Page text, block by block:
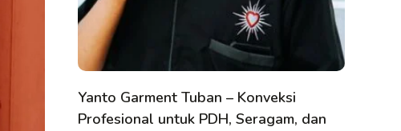
Yanto Garment Tuban – Konveksi
Profesional untuk PDH, Seragam, dan